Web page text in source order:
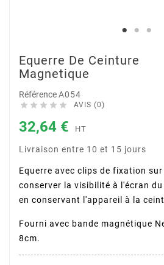
Equerre De Ceinture
Magnetique
RéférenceA054
     AVIS (0)
32,64 € HT
Livraison entre 10 et 15 jours
Equerre avec clips de fixation
conserver la visibilité à l'écran
en conservant l'appareil à la
Fourni avec bande magnétique
8cm.